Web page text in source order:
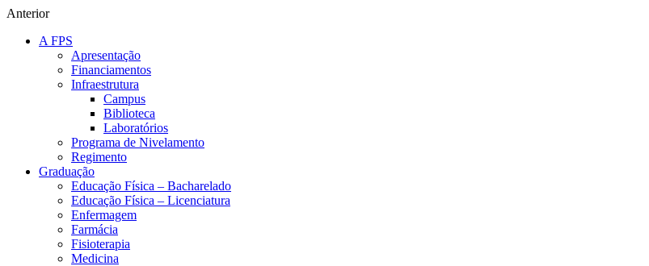
Anterior
A FPS
Apresentação
Financiamentos
Infraestrutura
Campus
Biblioteca
Laboratórios
Programa de Nivelamento
Regimento
Graduação
Educação Física – Bacharelado
Educação Física – Licenciatura
Enfermagem
Farmácia
Fisioterapia
Medicina